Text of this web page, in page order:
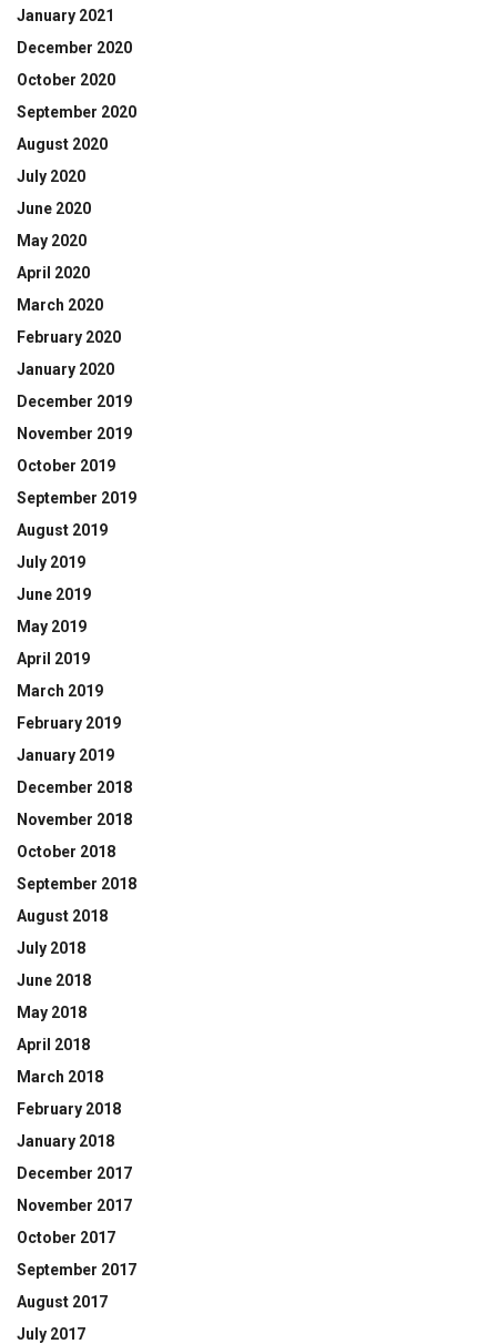
January 2021
December 2020
October 2020
September 2020
August 2020
July 2020
June 2020
May 2020
April 2020
March 2020
February 2020
January 2020
December 2019
November 2019
October 2019
September 2019
August 2019
July 2019
June 2019
May 2019
April 2019
March 2019
February 2019
January 2019
December 2018
November 2018
October 2018
September 2018
August 2018
July 2018
June 2018
May 2018
April 2018
March 2018
February 2018
January 2018
December 2017
November 2017
October 2017
September 2017
August 2017
July 2017